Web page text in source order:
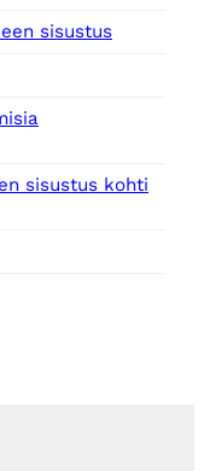
sisustus
sisustus kohti